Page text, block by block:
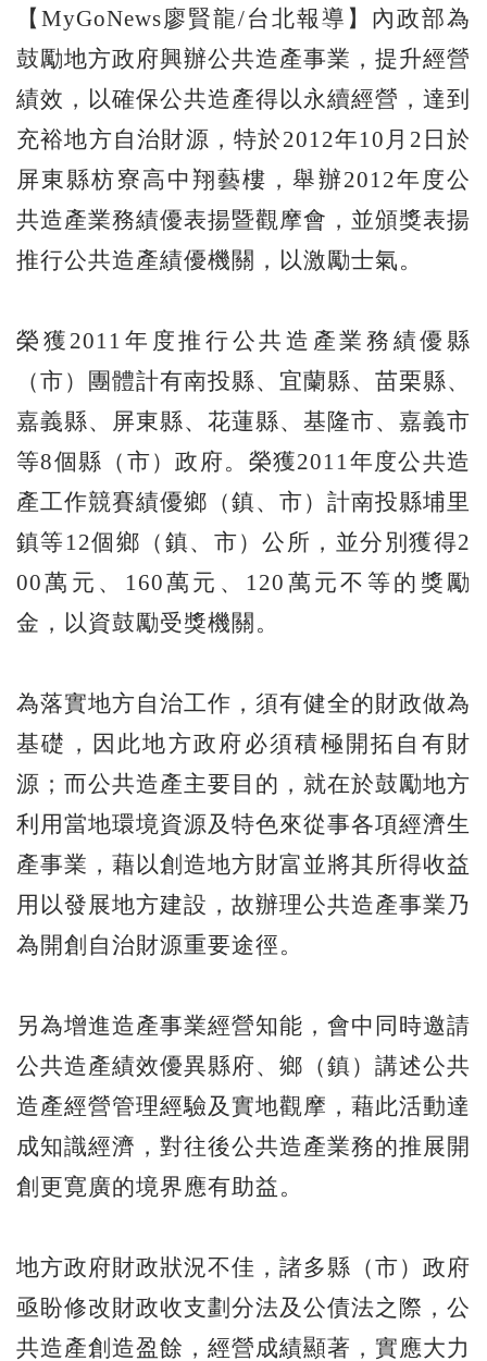
【MyGoNews廖賢龍/台北報導】內政部為
鼓勵地方政府興辦公共造產事業，提升經營
績效，以確保公共造產得以永續經營，達到
充裕地方自治財源，特於2012年10月2日於
屏東縣枋寮高中翔藝樓，舉辦2012年度公
共造產業務績優表揚暨觀摩會，並頒獎表揚
推行公共造產績優機關，以激勵士氣。
榮獲2011年度推行公共造產業務績優縣
（市）團體計有南投縣、宜蘭縣、苗栗縣、
嘉義縣、屏東縣、花蓮縣、基隆市、嘉義市
等8個縣（市）政府。榮獲2011年度公共造
產工作競賽績優鄉（鎮、市）計南投縣埔里
鎮等12個鄉（鎮、市）公所，並分別獲得2
00萬元、160萬元、120萬元不等的獎勵
金，以資鼓勵受獎機關。
為落實地方自治工作，須有健全的財政做為
基礎，因此地方政府必須積極開拓自有財
源；而公共造產主要目的，就在於鼓勵地方
利用當地環境資源及特色來從事各項經濟生
產事業，藉以創造地方財富並將其所得收益
用以發展地方建設，故辦理公共造產事業乃
為開創自治財源重要途徑。
另為增進造產事業經營知能，會中同時邀請
公共造產績效優異縣府、鄉（鎮）講述公共
造產經營管理經驗及實地觀摩，藉此活動達
成知識經濟，對往後公共造產業務的推展開
創更寛廣的境界應有助益。
地方政府財政狀況不佳，諸多縣（市）政府
亟盼修改財政收支劃分法及公債法之際，公
共造產創造盈餘，經營成績顯著，實應大力